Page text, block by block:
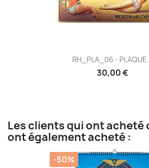
RH_PLA_06 -
30,00 €
Les clients qui ont acheté
ont également acheté :
-50%